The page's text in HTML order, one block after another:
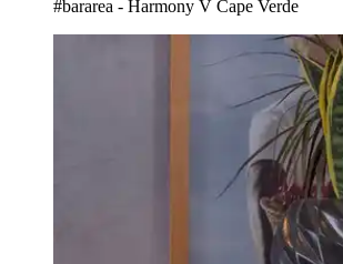
#bararea - Harmony V Cape Verde